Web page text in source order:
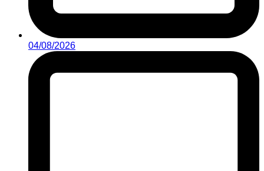
04/08/2026